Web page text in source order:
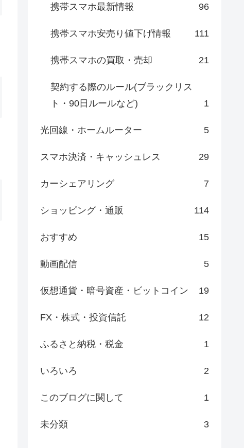
携帯スマホ最新情報 96
携帯スマホ安売り値下げ情報 111
携帯スマホの買取・売却 21
契約する際のルール(ブラックリス
ト・90日ルールなど)
1
光回線・ホームルーター 5
スマホ決済・キャッシュレス 29
カーシェアリング 7
ショッピング・通販 114
おすすめ 15
動画配信 5
仮想通貨・暗号資産・ビットコイン 19
FX・株式・投資信託 12
ふるさと納税・税金 1
いろいろ 2
このブログに関して 1
未分類 3